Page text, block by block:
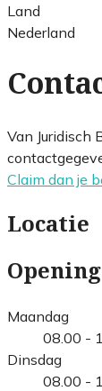
Land
Nederland
Van Juridisch
Claim dan je
Locatie
Maandag
08.00 -
Dinsdag
08.00 -